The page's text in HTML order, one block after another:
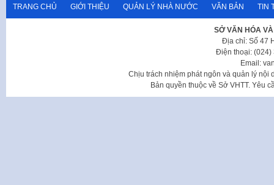
TRANG CHỦ GIỚI THIỆU QUẢN LÝ NHÀ NƯỚC VĂN BẢN TIN
SỞ VĂN HÓA
Địa chỉ: Số 47
Điện thoại: (024)
Email:
Chịu trách nhiệm phát ngôn và quản lý nội
Bản quyền thuộc về Sở VHTT. Yêu